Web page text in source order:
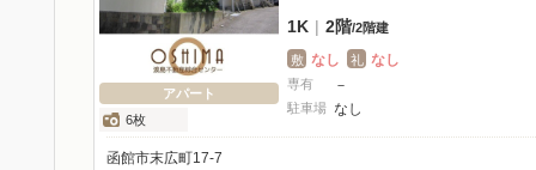
アパート
6枚
1K | 2階/2階建
敷 なし 礼 なし
専有 －
駐車場 なし
函館市末広町17-7